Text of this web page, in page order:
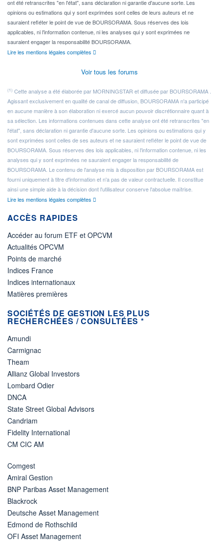
ont été retranscrites "en l'état", sans déclaration ni garantie d'aucune sorte. Les
opinions ou estimations qui y sont exprimées sont celles de leurs auteurs et ne
sauraient refléter le point de vue de BOURSORAMA. Sous réserves des lois
applicables, ni l'information contenue, ni les analyses qui y sont exprimées ne
sauraient engager la responsabilité BOURSORAMA.
Lire les mentions légales complètes
Voir tous les forums
(1) Cette analyse a été élaborée par MORNINGSTAR et diffusée par BOURSORAMA .
Agissant exclusivement en qualité de canal de diffusion, BOURSORAMA n'a participé
en aucune manière à son élaboration ni exercé aucun pouvoir discrétionnaire quant à
sa sélection. Les informations contenues dans cette analyse ont été retranscrites "en
l'état", sans déclaration ni garantie d'aucune sorte. Les opinions ou estimations qui y
sont exprimées sont celles de ses auteurs et ne sauraient refléter le point de vue de
BOURSORAMA. Sous réserves des lois applicables, ni l'information contenue, ni les
analyses qui y sont exprimées ne sauraient engager la responsabilité de
BOURSORAMA. Le contenu de l'analyse mis à disposition par BOURSORAMA est
fourni uniquement à titre d'information et n'a pas de valeur contractuelle. Il constitue
ainsi une simple aide à la décision dont l'utilisateur conserve l'absolue maîtrise.
Lire les mentions légales complètes
ACCÈS RAPIDES
Accéder au forum ETF et OPCVM
Actualités OPCVM
Points de marché
Indices France
Indices internationaux
Matières premières
SOCIÉTÉS DE GESTION LES PLUS
RECHERCHÉES / CONSULTÉES *
Amundi
Carmignac
Theam
Allianz Global Investors
Lombard Odier
DNCA
State Street Global Advisors
Candriam
Fidelity International
CM CIC AM
Comgest
Amiral Gestion
BNP Paribas Asset Management
Blackrock
Deutsche Asset Management
Edmond de Rothschild
OFI Asset Management